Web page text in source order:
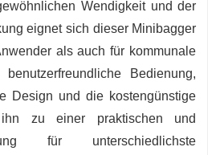
Wendigkeit und der
eignet sich dieser Minibagger
als auch für kommunale
Bedienung,
Design und die kostengünstige
zu einer praktischen und
für unterschiedlichste